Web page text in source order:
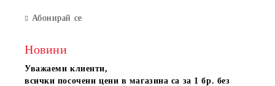
Абонирай се
Новини
Уважаеми клиенти,
всички посочени цени в магазина са за 1 бр. без